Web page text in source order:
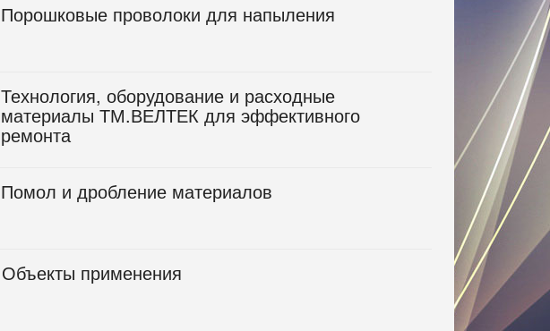
Порошковые проволоки для напыления
Технология, оборудование и расходные
материалы ТМ.ВЕЛТЕК для эффективного
ремонта
Помол и дробление материалов
Объекты применения